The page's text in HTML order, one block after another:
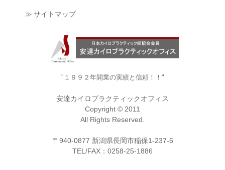
≫ サイトマップ
"１９９２年開業の実績と信頼！！"
安達カイロプラクティックオフィス
Copyright © 2011
All Rights Reserved.
〒940-0877 新潟県長岡市稲保1-237-6
TEL/FAX：0258-25-1886